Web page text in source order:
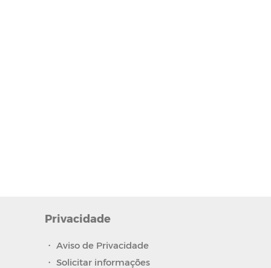
Privacidade
・ Aviso de Privacidade
・ Solicitar informações